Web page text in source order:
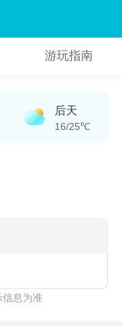
游玩指南
后天
16/25℃
信息为准